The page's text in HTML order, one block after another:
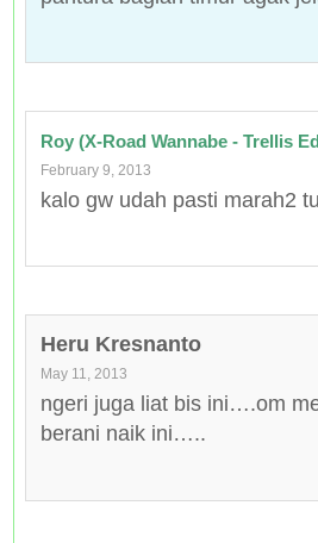
Roy (X-Road Wannabe - Trellis
February 9, 2013
kalo gw udah pasti marah2
Heru Kresnanto
May 11, 2013
ngeri juga liat bis ini….om
berani naik ini…..